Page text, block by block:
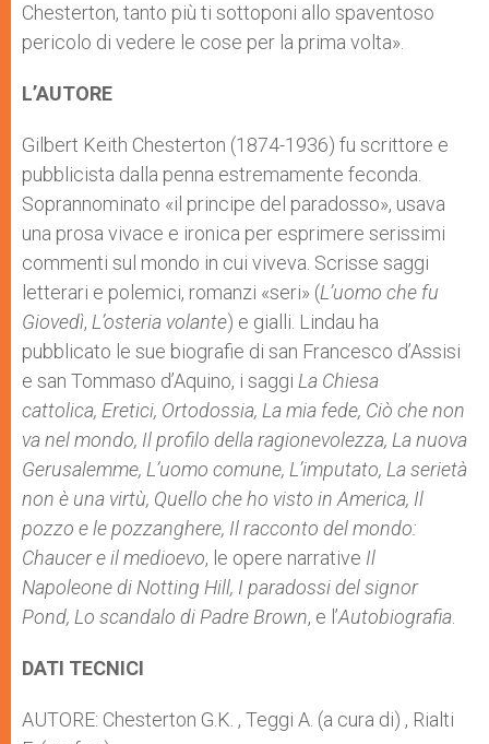
Chesterton, tanto più ti sottoponi allo spaventoso
pericolo di vedere le cose per la prima volta».
L’AUTORE
Gilbert Keith Chesterton (1874-1936) fu scrittore e
pubblicista dalla penna estremamente feconda.
Soprannominato «il principe del paradosso», usava
una prosa vivace e ironica per esprimere serissimi
commenti sul mondo in cui viveva. Scrisse saggi
letterari e polemici, romanzi «seri» (L’uomo che fu
Giovedì, L’osteria volante) e gialli. Lindau ha
pubblicato le sue biografie di san Francesco d’Assisi
e san Tommaso d’Aquino, i saggi La Chiesa
cattolica, Eretici, Ortodossia, La mia fede, Ciò che non
va nel mondo, Il profilo della ragionevolezza, La nuova
Gerusalemme, L’uomo comune, L’imputato, La serietà
non è una virtù, Quello che ho visto in America, Il
pozzo e le pozzanghere, Il racconto del mondo:
Chaucer e il medioevo, le opere narrative Il
Napoleone di Notting Hill, I paradossi del signor
Pond, Lo scandalo di Padre Brown, e l’Autobiografia
DATI TECNICI
AUTORE: Chesterton G.K. , Teggi A. (a cura di) , Rialti